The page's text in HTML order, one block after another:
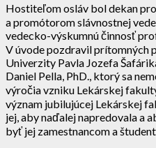
Hostiteľom osláv bol dekan
a promótorom slávnostnej
vedecko-výskumnú činnosť
V úvode pozdravil prítomných
Univerzity Pavla Jozefa
Daniel Pella, PhD., ktorý sa
výročia vzniku Lekárskej
význam jubilujúcej Lekárskej
jej, aby naďalej napredovala a
byť jej zamestnancom a